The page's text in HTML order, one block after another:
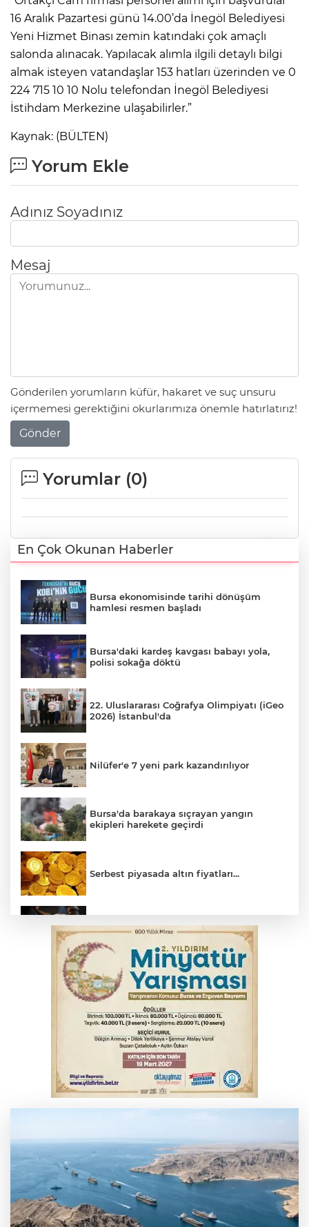
16 Aralık Pazartesi günü 14.00’da İnegöl Belediyesi
Yeni Hizmet Binası zemin katındaki çok amaçlı
salonda alınacak. Yapılacak alımla ilgili detaylı bilgi
almak isteyen vatandaşlar 153 hatları üzerinden ve 0
224 715 10 10 Nolu telefondan İnegöl Belediyesi
İstihdam Merkezine ulaşabilirler.”
Kaynak: (BÜLTEN)
Yorum Ekle
Adınız Soyadınız
Mesaj
Gönderilen yorumların küfür, hakaret ve suç unsuru
içermemesi gerektiğini okurlarımıza önemle hatırlatırız!
Gönder
Yorumlar (0)
En Çok Okunan Haberler
Bursa ekonomisinde tarihi dönüşüm
hamlesi resmen başladı
Bursa'daki kardeş kavgası babayı yola,
polisi sokağa döktü
22. Uluslararası Coğrafya Olimpiyatı (iGeo
2026) İstanbul'da
Nilüfer'e 7 yeni park kazandırılıyor
Bursa'da barakaya sıçrayan yangın
ekipleri harekete geçirdi
Serbest piyasada altın fiyatları...
Yargıtay’dan primle çalışanlara müjde
Bursa’da bugün hava nasıl olacak?
Osmangazi’de iş arayanlara destek
Başkan Vekili Biba: Bütüncül bir anlayışla
planlıyoruz